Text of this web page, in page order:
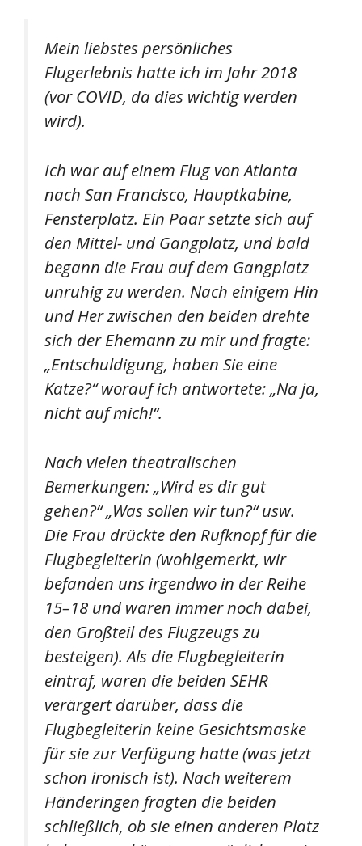
Mein liebstes persönliches
Flugerlebnis hatte ich im Jahr 2018
(vor COVID, da dies wichtig werden
wird).
Ich war auf einem Flug von Atlanta
nach San Francisco, Hauptkabine,
Fensterplatz. Ein Paar setzte sich auf
den Mittel- und Gangplatz, und bald
begann die Frau auf dem Gangplatz
unruhig zu werden. Nach einigem Hin
und Her zwischen den beiden drehte
sich der Ehemann zu mir und fragte:
„Entschuldigung, haben Sie eine
Katze?“ worauf ich antwortete: „Na ja,
nicht auf mich!“.
Nach vielen theatralischen
Bemerkungen: „Wird es dir gut
gehen?“ „Was sollen wir tun?“ usw.
Die Frau drückte den Rufknopf für die
Flugbegleiterin (wohlgemerkt, wir
befanden uns irgendwo in der Reihe
15–18 und waren immer noch dabei,
den Großteil des Flugzeugs zu
besteigen). Als die Flugbegleiterin
eintraf, waren die beiden SEHR
verärgert darüber, dass die
Flugbegleiterin keine Gesichtsmaske
für sie zur Verfügung hatte (was jetzt
schon ironisch ist). Nach weiterem
Händeringen fragten die beiden
schließlich, ob sie einen anderen Platz